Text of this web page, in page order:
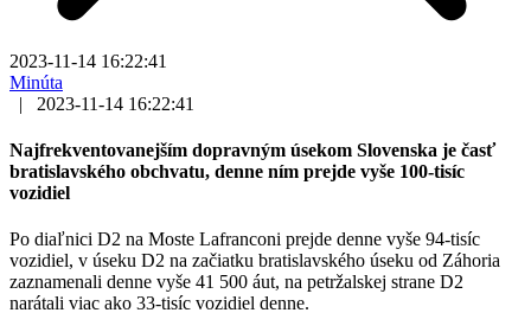
2023-11-14 16:22:41
Minúta
|
2023-11-14 16:22:41
Najfrekventovanejším dopravným úsekom Slovenska je časť
bratislavského obchvatu, denne ním prejde vyše 100-tisíc
vozidiel
Po diaľnici D2 na Moste Lafranconi prejde denne vyše 94-tisíc
vozidiel, v úseku D2 na začiatku bratislavského úseku od Záhoria
zaznamenali denne vyše 41 500 áut, na petržalskej strane D2
narátali viac ako 33-tisíc vozidiel denne.